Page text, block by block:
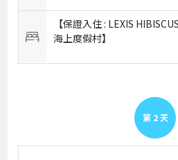
【保證入住 : LEXIS
海上度假村】
第 2 天